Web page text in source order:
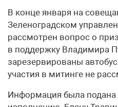
В конце января на
Зеленоградском
рассмотрен вопрос о
в поддержку Владимира
зарезервированы
участия в митинге не
Информация была подана